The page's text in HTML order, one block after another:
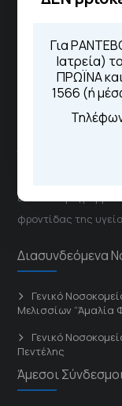
Για
Ιατρεία)
ΠΡΩΪΝΑ
1566 (ή
ΓΝΑ Νοσοκομείο
Το Σισμανόγλειο
ειδικών
φροντίδας της
Διασυνδεόμενα
Γενικό
Μελισσίων “Άμαλία
Γενικό
Πεντέλης
Άμεσοι